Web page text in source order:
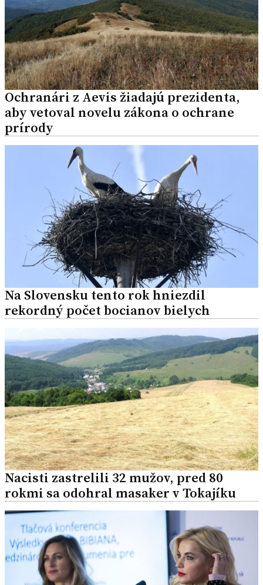
Ochranári z Aevis žiadajú prezidenta,
aby vetoval novelu zákona o ochrane
prírody
Na Slovensku tento rok hniezdil
rekordný počet bocianov bielych
Nacisti zastrelili 32 mužov, pred 80
rokmi sa odohral masaker v Tokajíku